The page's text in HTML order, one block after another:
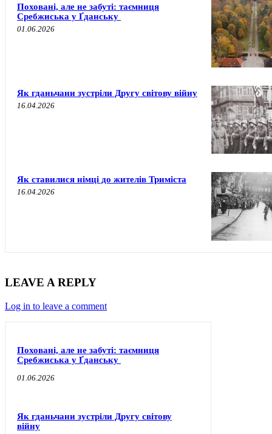
Поховані, але не забуті: таємниця
Сребжиська у Ґданську
01.06.2026
Як гданьчани зустріли Другу світову війну
16.04.2026
Як ставилися німці до жителів Триміста
16.04.2026
LEAVE A REPLY
Log in to leave a comment
Поховані, але не забуті: таємниця
Сребжиська у Ґданську
01.06.2026
Як гданьчани зустріли Другу світову
війну